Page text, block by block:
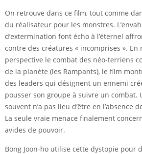
On retrouve dans ce film, tout comme
du réalisateur pour les monstres.
d’extermination font écho à l’éternel
contre des créatures « incomprises ». En
perspective le combat des néo-terriens
de la planète (les Rampants), le film
des leaders qui désignent un ennemi
pousser son groupe à suivre un combat.
souvent n’a pas lieu d’être en l’absence
La seule vraie menace finalement
avides de pouvoir.
Bong Joon-ho utilise cette dystopie pour